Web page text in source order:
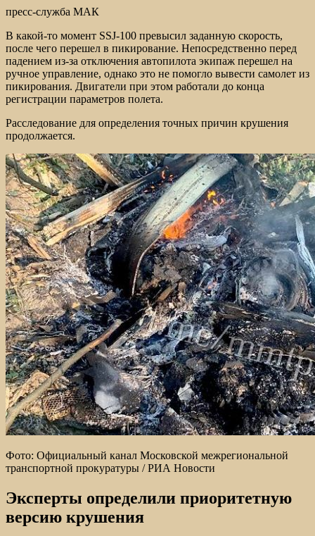
пресс-служба МАК
В какой-то момент SSJ-100 превысил заданную скорость,
после чего перешел в пикирование. Непосредственно перед
падением из-за отключения автопилота экипаж перешел на
ручное управление, однако это не помогло вывести самолет из
пикирования. Двигатели при этом работали до конца
регистрации параметров полета.
Расследование для определения точных причин крушения
продолжается.
Фото: Официальный канал Московской межрегиональной
транспортной прокуратуры / РИА Новости
Эксперты определили приоритетную
версию крушения